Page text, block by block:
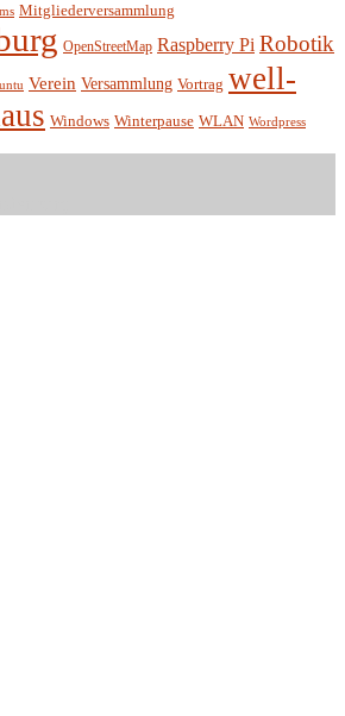
Mitgliederversammlung
OpenStreetMap Raspberry Pi Robotik
Verein Versammlung Vortrag well-
Windows Winterpause WLAN Wordpress